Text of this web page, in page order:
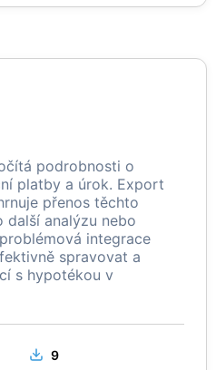
podrobnosti o
platby a úrok. Export
přenos těchto
analýzu nebo
integrace
spravovat a
s hypotékou v
9